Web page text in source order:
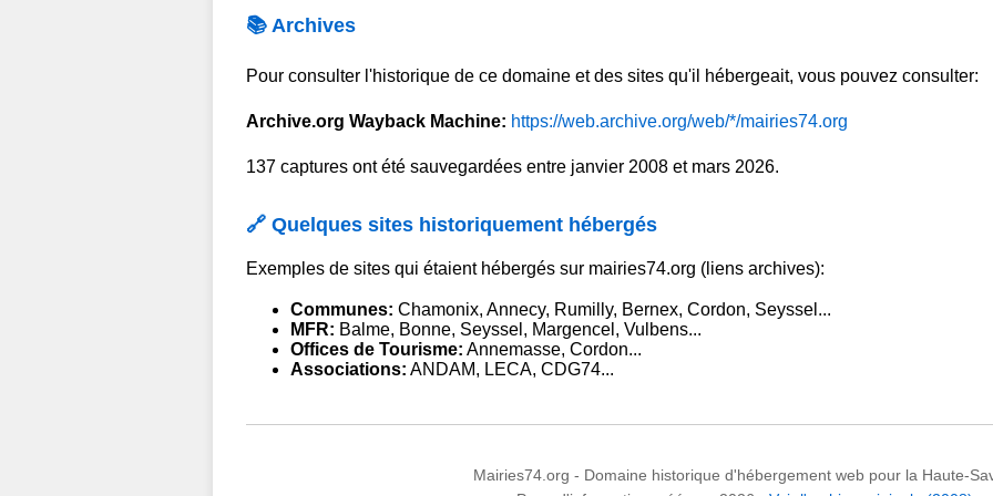
📚 Archives
Pour consulter l'historique de ce domaine et des sites qu'il hébergeait, vous pouvez consulter:
Archive.org Wayback Machine: https://web.archive.org/web/*/mairies74.org
137 captures ont été sauvegardées entre janvier 2008 et mars 2026.
🔗 Quelques sites historiquement hébergés
Exemples de sites qui étaient hébergés sur mairies74.org (liens archives):
Communes: Chamonix, Annecy, Rumilly, Bernex, Cordon, Seyssel...
MFR: Balme, Bonne, Seyssel, Margencel, Vulbens...
Offices de Tourisme: Annemasse, Cordon...
Associations: ANDAM, LECA, CDG74...
Mairies74.org - Domaine historique d'hébergement web pour la Haute-